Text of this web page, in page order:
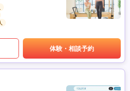
体験・相談予約